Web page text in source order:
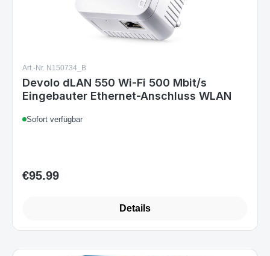
Art.-Nr. N150734_B
Devolo dLAN 550 Wi-Fi 500 Mbit/s
Eingebauter Ethernet-Anschluss WLAN
Sofort verfügbar
Regular price:
€95.99
Details